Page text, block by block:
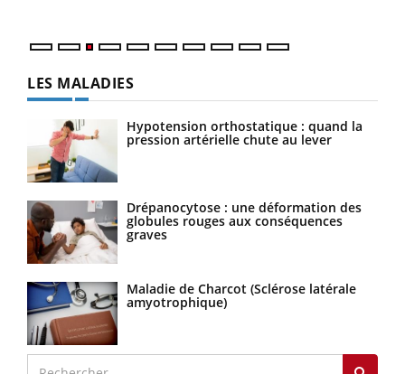
LES MALADIES
Hypotension orthostatique : quand la
pression artérielle chute au lever
Drépanocytose : une déformation des
globules rouges aux conséquences
graves
Maladie de Charcot (Sclérose latérale
amyotrophique)